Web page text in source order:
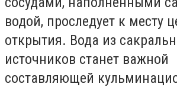
водой, проследует к месту
открытия. Вода из
источников станет важной
составляющей